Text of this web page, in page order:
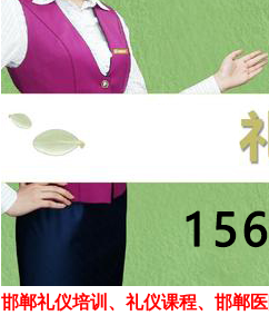
邯郸礼仪培训、礼仪课程、邯郸